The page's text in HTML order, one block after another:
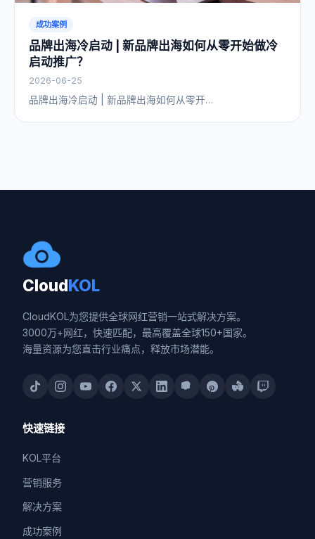
成功案例
品牌出海冷启动 | 新品牌出海如何从零开始做冷
启动推广？
2026-06-25
品牌出海冷启动 | 新品牌出海如何从零开…
CloudKOL
CloudKOL为您提供全球网红营销一站式解决方案。
3000万+网红，快速匹配，最高覆盖全球150+国家。
海量资源为您直击行业痛点，释放市场潜能。
快速链接
KOL平台
营销服务
解决方案
成功案例